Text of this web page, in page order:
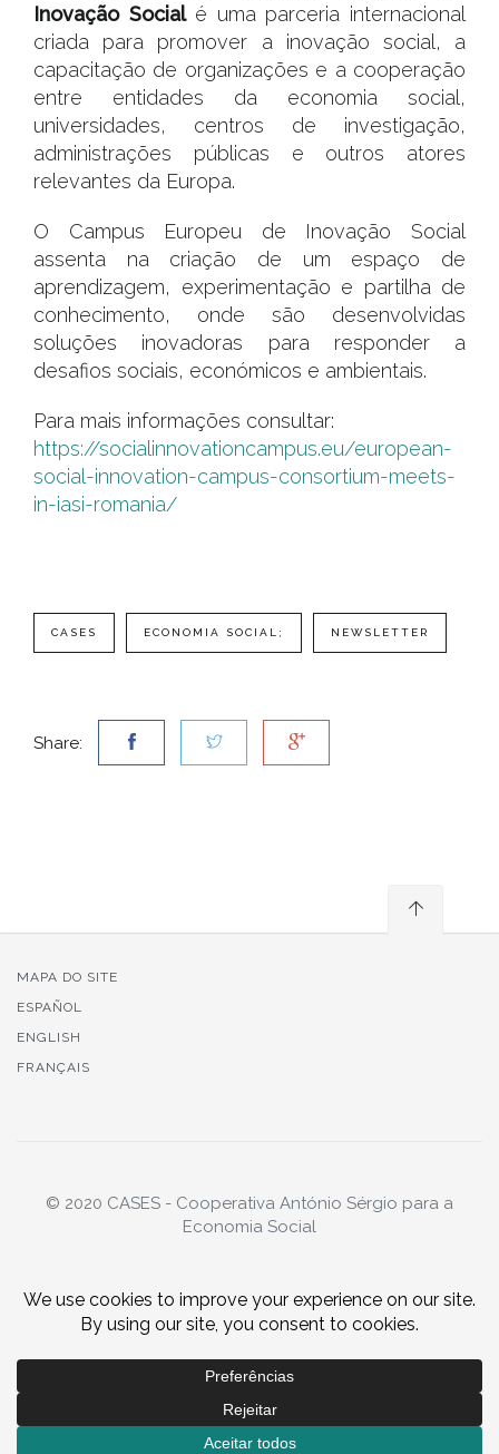
Inovação Socialé uma parceria internacional
criada para promover a inovação social, a
capacitação de organizações e a cooperação
entre entidades da economia social,
universidades, centros de investigação,
administrações públicas e outros atores
relevantes da Europa.
O Campus Europeu de Inovação Social
assenta na criação de um espaço de
aprendizagem, experimentação e partilha de
conhecimento, onde são desenvolvidas
soluções inovadoras para responder a
desafios sociais, económicos e ambientais.
Para mais informações consultar:
https://socialinnovationcampus.eu/european-
social-innovation-campus-consortium-meets-
in-iasi-romania/
CASES ECONOMIA SOCIAL; NEWSLETTER
Share:
MAPA DO SITE
ESPAÑOL
ENGLISH
FRANÇAIS
© 2020 CASES - Cooperativa António Sérgio para a
Economia Social